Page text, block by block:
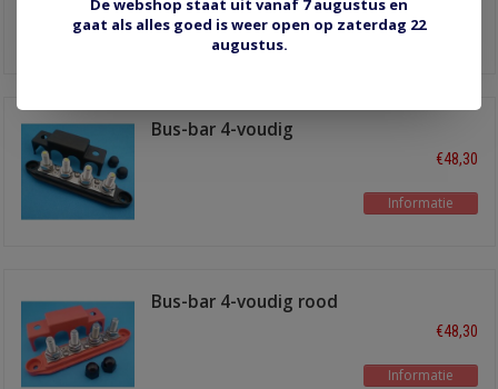
Informatie
Bus-bar 4-voudig
€48,30
Informatie
Bus-bar 4-voudig rood
€48,30
Informatie
gaat als alles goed is weer open op zaterdag 22
augustus.